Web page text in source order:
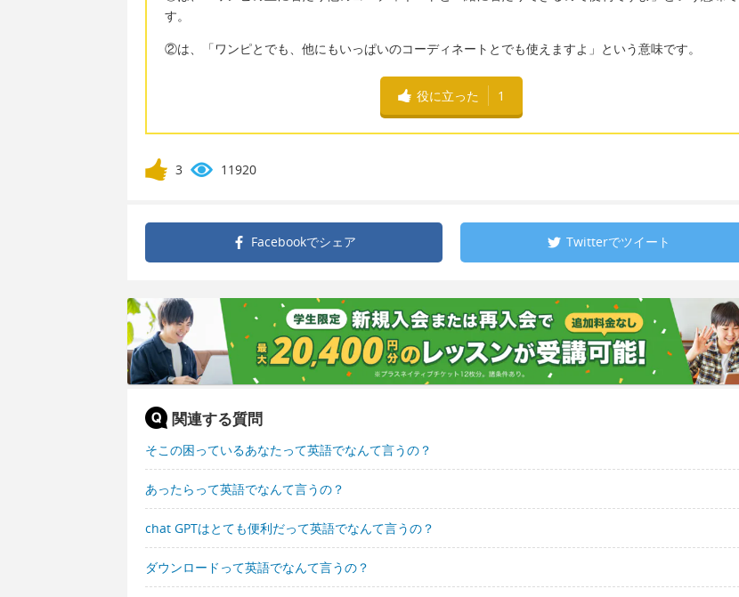
す。
②は、「ワンピとでも、他にもいっぱいのコーディネートとでも使えますよ」という意味です。
役に立った 1
3 11920
Facebookでシェア Twitterでツイート
関連する質問
そこの困っているあなたって英語でなんて言うの？
あったらって英語でなんて言うの？
chat GPTはとても便利だって英語でなんて言うの？
ダウンロードって英語でなんて言うの？